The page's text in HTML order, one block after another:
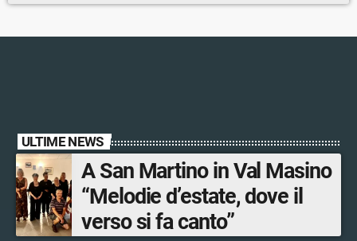
ULTIME NEWS
A San Martino in Val Masino
“Melodie d’estate, dove il
verso si fa canto”